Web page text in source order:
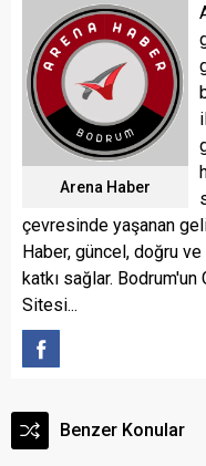
Arena Haber
çevresinde yaşanan
Haber, güncel, doğru
katkı sağlar.
Sitesi...
Benzer Konular